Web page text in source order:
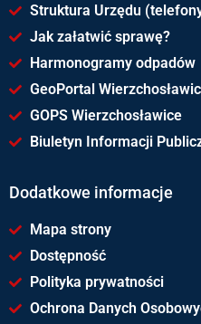
Struktura Urzędu
Jak załatwić sprawę?
Harmonogramy odpadów
GeoPortal Wierzchosławic
GOPS Wierzchosławice
Biuletyn Informacji
Dodatkowe informacje
Mapa strony
Dostępność
Polityka prywatności
Ochrona Danych